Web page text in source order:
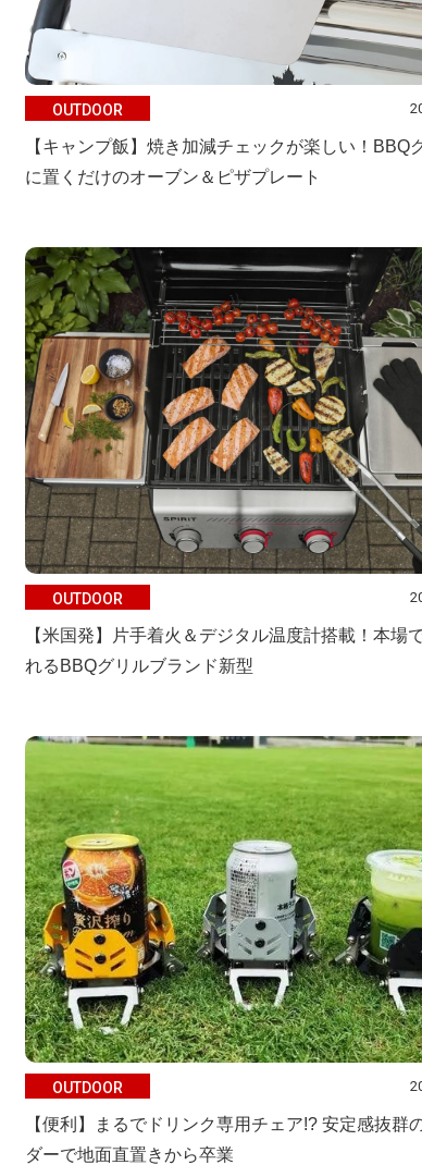
OUTDOOR
【キャンプ飯】焼き加減チェックが楽しい！BBQ
に置くだけのオーブン＆ピザプレート
OUTDOOR
【米国発】片手着火＆デジタル温度計搭載！本場
れるBBQグリルブランド新型
OUTDOOR
【便利】まるでドリンク専用チェア!? 安定感抜群
ダーで地面直置きから卒業